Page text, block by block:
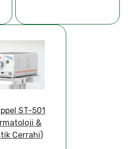
ST-501
&
Cerrahi)